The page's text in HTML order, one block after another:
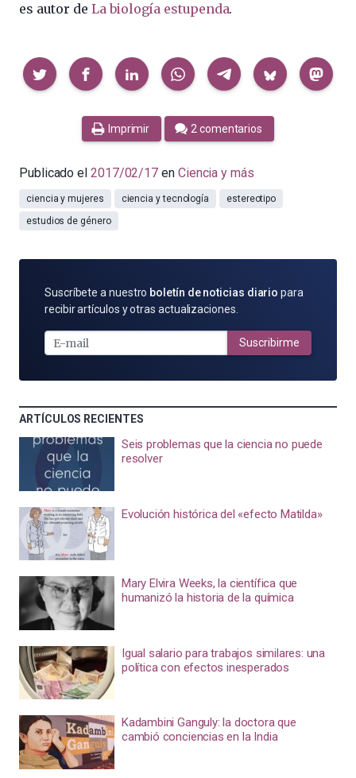
es autor de La biología estupenda.
Compartir
Imprimir 2 comentarios
Publicado el 2017/02/17 en Ciencia y más
ciencia y mujeres ciencia y tecnología
estereotipo
estudios de género
SUSCRÍBETE
POR
MAIL
Suscríbete a nuestro boletín de noticias diario para
recibir artículos y otras actualizaciones.
Suscribirme
ARTÍCULOS RECIENTES
Seis problemas que la ciencia no puede
resolver
Evolución histórica del «efecto Matilda»
Mary Elvira Weeks, la científica que
humanizó la historia de la química
Igual salario para trabajos similares: una
política con efectos inesperados
Kadambini Ganguly: la doctora que
cambió conciencias en la India